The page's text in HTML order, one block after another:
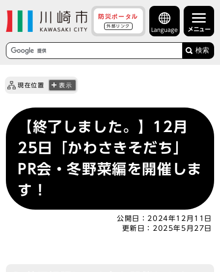
防災ポータル
外部リンク
Language メニュー
検索
現在位置 表示
【終了しました。】12月
25日「かわさきそだち」
PR会・冬野菜編を開催しま
す！
公開日： 2024年12月11日
更新日： 2025年5月27日